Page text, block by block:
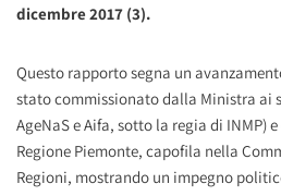
dicembre 2017 (3).
Questo rapporto segna un
stato commissionato dalla Ministra ai
AgeNaS e Aifa, sotto la regia di INMP)
Regione Piemonte, capofila nella
Regioni, mostrando un impegno